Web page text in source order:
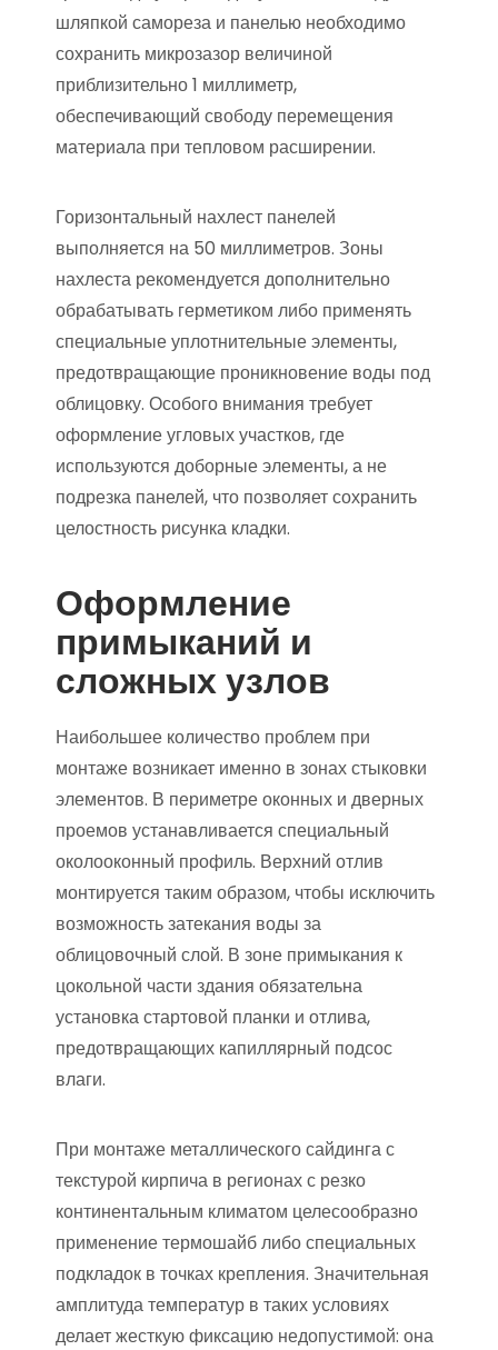
шляпкой самореза и панелью необходимо
сохранить микрозазор величиной
приблизительно 1 миллиметр,
обеспечивающий свободу перемещения
материала при тепловом расширении.
Горизонтальный нахлест панелей
выполняется на 50 миллиметров. Зоны
нахлеста рекомендуется дополнительно
обрабатывать герметиком либо применять
специальные уплотнительные элементы,
предотвращающие проникновение воды под
облицовку. Особого внимания требует
оформление угловых участков, где
используются доборные элементы, а не
подрезка панелей, что позволяет сохранить
целостность рисунка кладки.
Оформление
примыканий и
сложных узлов
Наибольшее количество проблем при
монтаже возникает именно в зонах стыковки
элементов. В периметре оконных и дверных
проемов устанавливается специальный
околооконный профиль. Верхний отлив
монтируется таким образом, чтобы исключить
возможность затекания воды за
облицовочный слой. В зоне примыкания к
цокольной части здания обязательна
установка стартовой планки и отлива,
предотвращающих капиллярный подсос
влаги.
При монтаже металлического сайдинга с
текстурой кирпича в регионах с резко
континентальным климатом целесообразно
применение термошайб либо специальных
подкладок в точках крепления. Значительная
амплитуда температур в таких условиях
делает жесткую фиксацию недопустимой: она